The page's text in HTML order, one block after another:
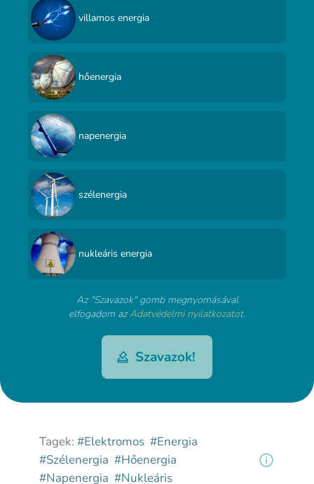
villamos energia
hőenergia
napenergia
szélenergia
nukleáris energia
Az "Szavazok" gomb megnyomásával
elfogadom azAdatvédelmi nyilatkozatot.
Szavazok!
Tagek: #Elektromos #Energia
#Szélenergia #Hőenergia
#Napenergia #Nukleáris